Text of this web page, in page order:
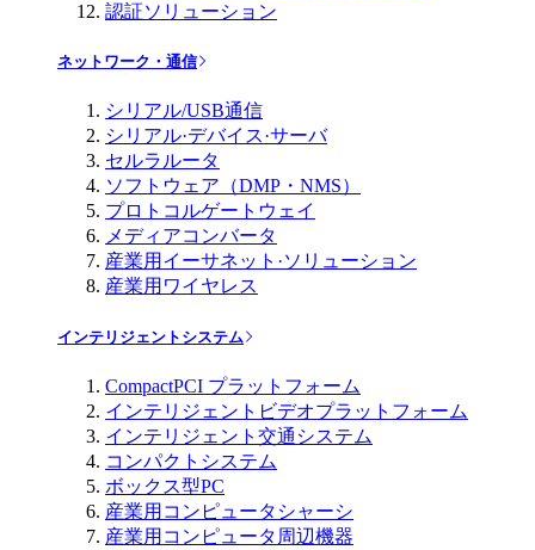
認証ソリューション
ネットワーク・通信
シリアル/USB通信
シリアル·デバイス·サーバ
セルラルータ
ソフトウェア（DMP・NMS）
プロトコルゲートウェイ
メディアコンバータ
産業用イーサネット·ソリューション
産業用ワイヤレス
インテリジェントシステム
CompactPCI プラットフォーム
インテリジェントビデオプラットフォーム
インテリジェント交通システム
コンパクトシステム
ボックス型PC
産業用コンピュータシャーシ
産業用コンピュータ周辺機器